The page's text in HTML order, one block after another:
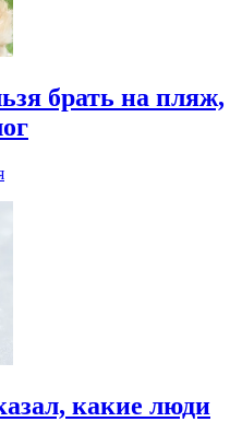
брать на пляж,
какие люди